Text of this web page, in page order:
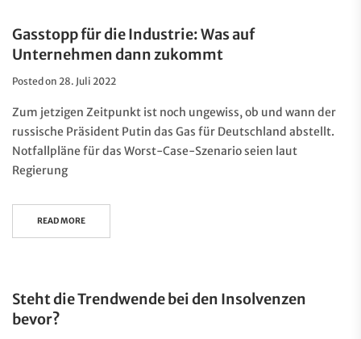
Gasstopp für die Industrie: Was auf
Unternehmen dann zukommt
Posted on 28. Juli 2022
Zum jetzigen Zeitpunkt ist noch ungewiss, ob und wann der
russische Präsident Putin das Gas für Deutschland abstellt.
Notfallpläne für das Worst-Case-Szenario seien laut
Regierung
READ MORE
Steht die Trendwende bei den Insolvenzen
bevor?